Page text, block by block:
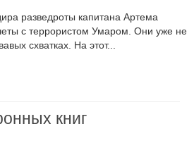
разведроты капитана Артема
с террористом Умаром. Они уже не
схватках. На этот...
книг